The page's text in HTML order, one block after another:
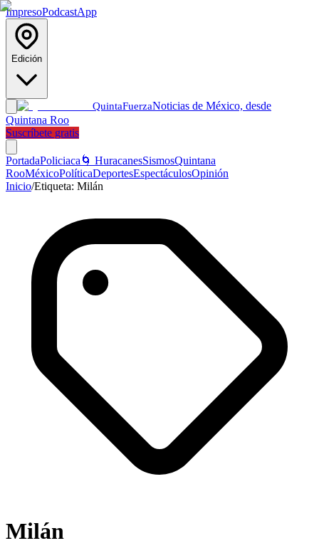
ImpresoPodcastApp
Edición
QuintaFuerzaNoticias de México, desde
Quintana Roo
Suscríbete gratis
PortadaPoliciaca 🌀 HuracanesSismosQuintana
RooMéxicoPolíticaDeportesEspectáculosOpinión
Inicio/Etiqueta: Milán
Milán